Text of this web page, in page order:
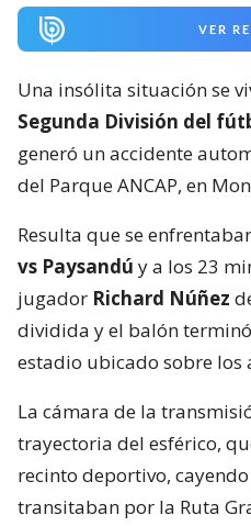
VER
Una insólita situación se
Segunda División del
generó un accidente
del Parque ANCAP, en
Resulta que se
vs Paysandú y a los 23
jugador Richard Núñez
dividida y el balón
estadio ubicado sobre los
La cámara de la
trayectoria del esférico,
recinto deportivo,
transitaban por la Ruta